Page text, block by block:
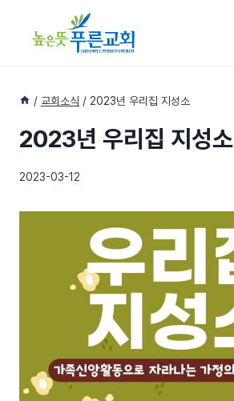
/ 교회소식 / 2023년 우리집 지성소
2023년 우리집 지성소
2023-03-12